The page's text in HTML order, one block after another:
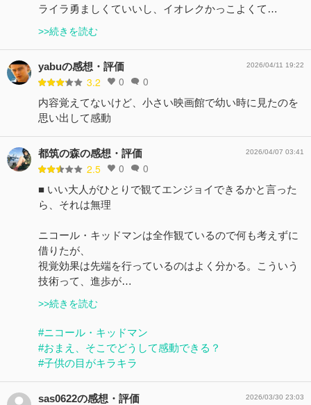
ライラ勇ましくていいし、イオレクかっこよくて…
>>続きを読む
yabuの感想・評価
3.2 0 0
2026/04/11 19:22
内容覚えてないけど、小さい映画館で幼い時に見たのを
思い出して感動
都筑の森の感想・評価
2.5 0 0
2026/04/07 03:41
■ いい大人がひとりで観てエンジョイできるかと言った
ら、それは無理
ニコール・キッドマンは全作観ているので何も考えずに
借りたが、
視覚効果は先端を行っているのはよく分かる。こういう
技術って、進歩が…
>>続きを読む
#ニコール・キッドマン
#おまえ、そこでどうして感動できる？
#子供の目がキラキラ
sas0622の感想・評価 2026/03/30 23:03